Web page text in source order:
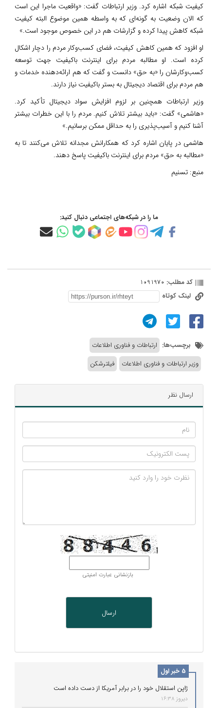
کیفیت شبکه اشاره کرد. وزیر ارتباطات گفت: «واقعیت ماجرا این است
که الان وضعیت به گونه‌ای که به واسطه همین موضوع البته کیفیت
شبکه کاهش پیدا کرده و گزارشات هم در این خصوص موجود است.»
او افزود که همین کاهش کیفیت، فضای کسب‌وکار مردم را دچار اشکال
کرده است. او مطالبه مردم برای اینترنت باکیفیت جهت توسعه
کسب‌وکارشان را «به حق» دانست و گفت که هم ارائه‌دهنده خدمات و
هم مردم برای اقتصاد دیجیتال به بستر باکیفیت نیاز دارند.
وزیر ارتباطات همچنین بر لزوم افزایش سواد دیجیتال تأکید کرد.
«هاشمی» گفت: «باید بیشتر تلاش کنیم. مردم را با این خطرات بیشتر
آشنا کنیم و آسیب‌پذیری را به حداقل ممکن برسانیم.»
هاشمی در پایان اشاره کرد که همکارانش مجدانه تلاش می‌کنند تا به
«مطالبه به حق» مردم برای اینترنت باکیفیت پاسخ دهند.
منبع: تسنیم
ما را در شبکه‌های اجتماعی دنبال کنید:
کد مطلب: 1091970
لینک کوتاه
برچسب‌ها: ارتباطات و فناوری اطلاعات
وزیر ارتباطات و فناوری اطلاعات
فیلترشکن
ارسال نظر
بازنشانی عبارت امنیتی
5 خبر اول
ژاپن استقلال خود را در برابر آمریکا از دست داده است
دیروز 16:38